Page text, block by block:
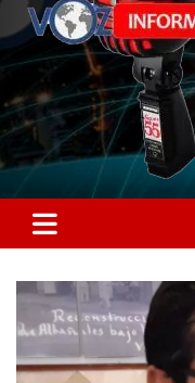
ncstv.info
Libertad informativa